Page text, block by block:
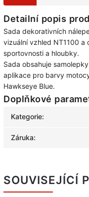
Detailní popis
Sada dekorativních
vizuální vzhled NT1100 a
sportovnosti a hloubky.
Sada obsahuje
aplikace pro barvy
Hawkseye Blue.
Doplňkové
Kategorie:
Záruka:
SOUVISEJÍCÍ